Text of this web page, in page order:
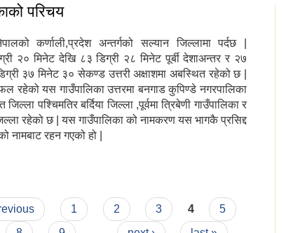
परिचय
कर्णाली,प्रदेश अन्तर्गको सल्यान जिल्लामा पर्दछ |
२० मिनेट देखि ८३ डिग्री २८ मिनेट पूर्बी देशाअन्तर र २७
३७ मिनेट ३० सेकण्ड उत्तरी अक्षाशमा अबस्थित रहेको छ |
रहेको यस गाउँपालिका उत्तरमा बनगाड कुपिण्डे नगरपालिका
पश्चिमतिर बर्दिया जिल्ला ,पूर्वमा त्रिबेणी गाउँपालिका र
रहेको छ | यस गाउँपालिका को नामकरण यस भागकै प्रसिद्द
नामबाट रहन गएको हो |
1 2 3 4
5